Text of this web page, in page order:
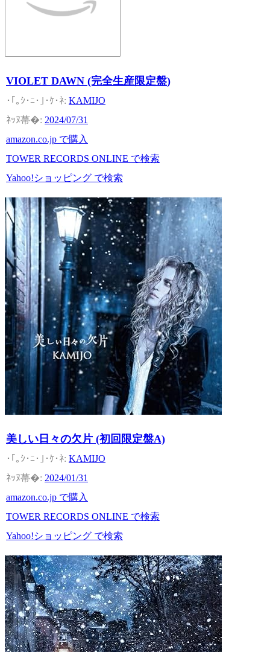
VIOLET DAWN (完全生産限定盤)
KAMIJO
2024/07/31
amazon.co.jp で購入
TOWER RECORDS ONLINE で検索
Yahoo!ショッピング で検索
美しい日々の欠片 (初回限定盤A)
KAMIJO
2024/01/31
amazon.co.jp で購入
TOWER RECORDS ONLINE で検索
Yahoo!ショッピング で検索